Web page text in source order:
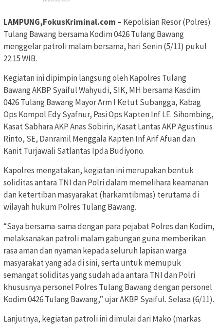
LAMPUNG,FokusKriminal.com – Kepolisian Resor (Polres)
Tulang Bawang bersama Kodim 0426 Tulang Bawang
menggelar patroli malam bersama, hari Senin (5/11) pukul
22.15 WIB.
Kegiatan ini dipimpin langsung oleh Kapolres Tulang
Bawang AKBP Syaiful Wahyudi, SIK, MH bersama Kasdim
0426 Tulang Bawang Mayor Arm I Ketut Subangga, Kabag
Ops Kompol Edy Syafnur, Pasi Ops Kapten Inf LE. Sihombing,
Kasat Sabhara AKP Anas Sobirin, Kasat Lantas AKP Agustinus
Rinto, SE, Danramil Menggala Kapten Inf Arif Afuan dan
Kanit Turjawali Satlantas Ipda Budiyono.
Kapolres mengatakan, kegiatan ini merupakan bentuk
soliditas antara TNI dan Polri dalam memelihara keamanan
dan ketertiban masyarakat (harkamtibmas) terutama di
wilayah hukum Polres Tulang Bawang.
“Saya bersama-sama dengan para pejabat Polres dan Kodim,
melaksanakan patroli malam gabungan guna memberikan
rasa aman dan nyaman kepada seluruh lapisan warga
masyarakat yang ada di sini, serta untuk memupuk
semangat soliditas yang sudah ada antara TNI dan Polri
khususnya personel Polres Tulang Bawang dengan personel
Kodim 0426 Tulang Bawang,” ujar AKBP Syaiful. Selasa (6/11).
Lanjutnya, kegiatan patroli ini dimulai dari Mako (markas